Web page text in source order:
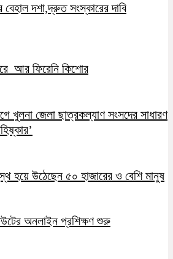
বেহাল দশা,দ্রুত সংস্কারের দাবি
আর ফিরেনি কিশোর
খুলনা জেলা ছাত্রকল্যাণ সংসদের সাধারণ
হয়ে উঠেছেন ৫০ হাজারের ও বেশি মানুষ
অনলাইন প্রশিক্ষণ শুরু